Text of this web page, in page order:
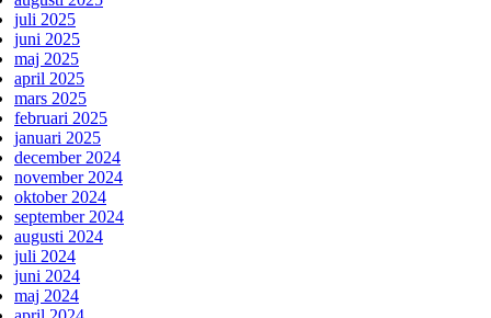
juli 2025
juni 2025
maj 2025
april 2025
mars 2025
februari 2025
januari 2025
december 2024
november 2024
oktober 2024
september 2024
augusti 2024
juli 2024
juni 2024
maj 2024